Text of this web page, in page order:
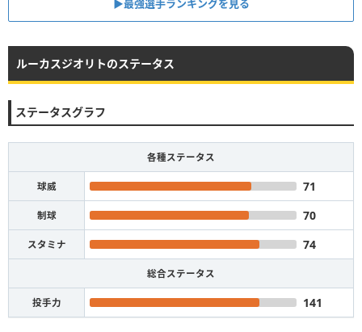
▶︎最強選手ランキングを見る
ルーカスジオリトのステータス
ステータスグラフ
各種ステータス
球威 71
制球 70
スタミナ 74
総合ステータス
投手力 141